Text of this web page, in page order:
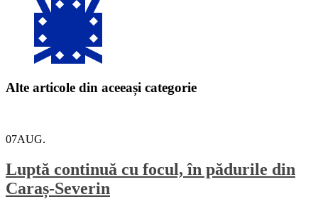
Alte articole din aceeași categorie
07AUG.
Luptă continuă cu focul, în pădurile din
Caraș-Severin